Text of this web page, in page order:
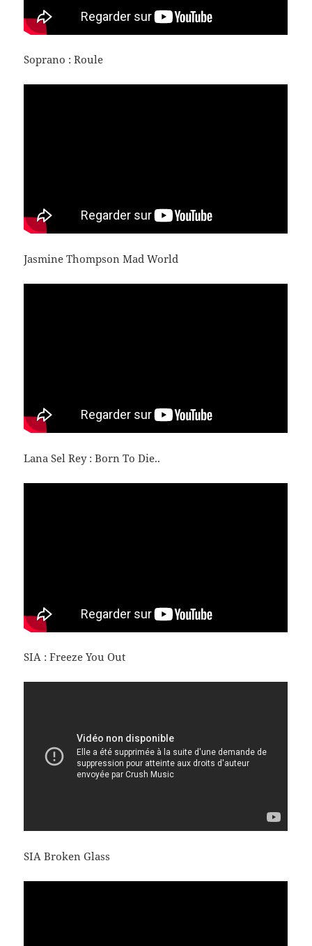
Soprano : Roule
Jasmine Thompson Mad World
Lana Sel Rey : Born To Die..
SIA : Freeze You Out
SIA Broken Glass